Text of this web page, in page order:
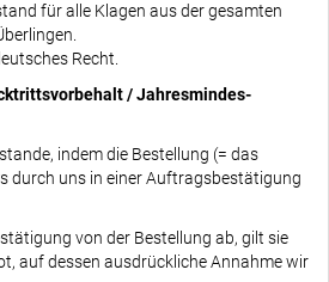
für alle Klagen aus der gesamten
Recht.
/ Jahresmindes-
indem die Bestellung (= das
durch uns in einer Auftragsbestätigung
von der Bestellung ab, gilt sie
auf dessen ausdrückliche Annahme wir